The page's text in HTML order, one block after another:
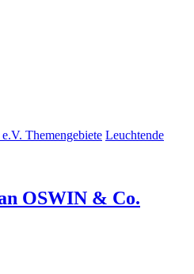
Themengebiete Leuchtende
OSWIN & Co.